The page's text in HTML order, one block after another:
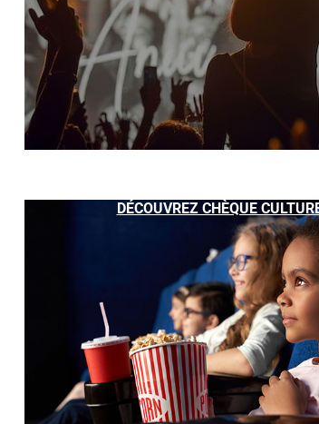
DÉCOUVREZ CHÈQUE